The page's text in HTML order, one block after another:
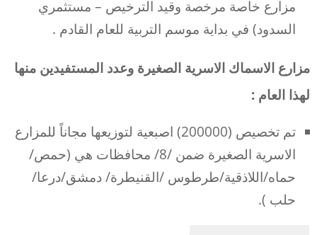
مزارع خاصة مرخصة وقيد الترخيص – مستثمري
السدود) في بداية موسم التربية للعام القادم .
مزارع الاسماك الاسرية الصغيرة وعدد المستفيدين منها
لهذا العام :
تم تخصيص (200000) اصبعية لتوزيعها مجاناً للمزارع
الاسرية الصغيرة ضمن /8/ محافظات هي (حمص/
حماه/اللاذقية/طرطوس /القنيطرة/ دمشق/درعا/
حلب ).